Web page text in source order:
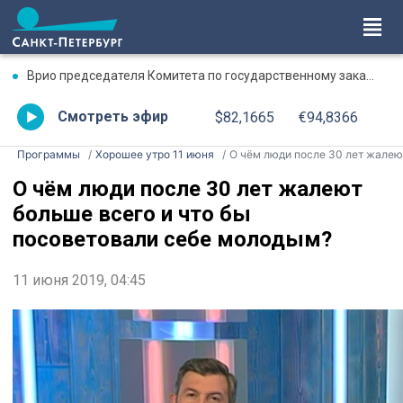
Врио председателя Комитета по государственному заказу Петербурга назначен Андрей Яковлев
Смотреть эфир $82,1665 €94,8366
Программы Хорошее утро 11 июня О чём люди после 30 лет жалеют больше всего и что бы посоветовали себе молодым?
О чём люди после 30 лет жалеют
больше всего и что бы
посоветовали себе молодым?
11 июня 2019, 04:45